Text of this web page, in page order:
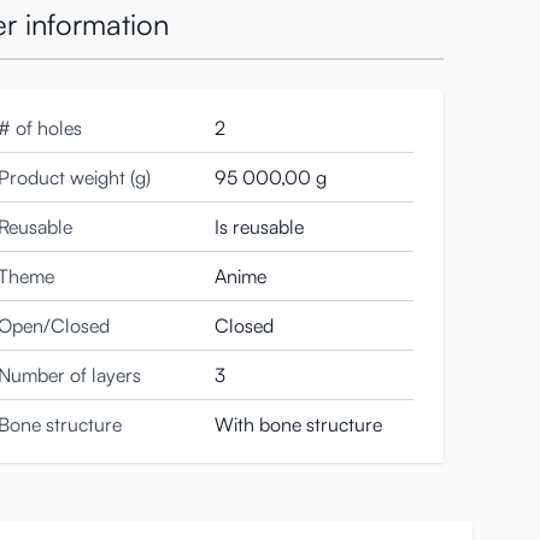
information
of holes 2
weight (g) 95 000,00 g
Is reusable
Anime
Closed Closed
of layers 3
structure With bone structure